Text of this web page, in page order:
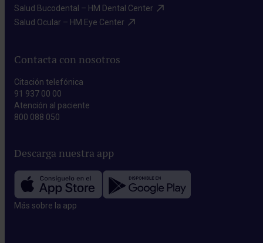
Salud Bucodental – HM Dental Center​
Salud Ocular – HM Eye Center​
Contacta con nosotros
Citación telefónica
91 937 00 00
Atención al paciente
800 088 050
Descarga nuestra app
Más sobre la app​